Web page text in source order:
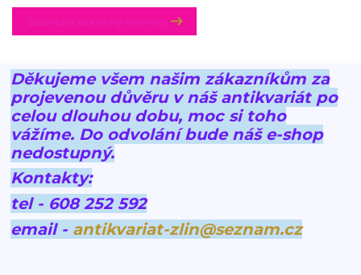
Děkujeme všem našim zákazníkům za
projevenou důvěru v náš antikvariát po
celou dlouhou dobu, moc si toho
vážíme. Do odvolání bude náš e-shop
nedostupný.
Kontakty:
tel - 608 252 592
email - antikvariat-zlin@seznam.cz